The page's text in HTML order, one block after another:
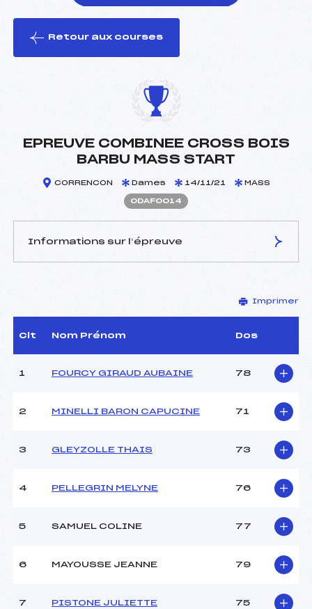
le ski
Retour aux courses
EPREUVE COMBINEE CROSS BOIS
BARBU MASS START
CORRENCON Dames 14/11/21 MASS
ODAF0014
Informations sur l’épreuve
GAILLARD LILIAN (DA)
D.T Adjoint :
–
Dir. Epreuve :
GAULIER SYLVAIN (DA)
CARACTÉRISTIQUES DE LA PISTE
BOIS BARBU –
CORRENCON
Point Haut :
U17
Imprimer
Clt Nom Prénom Dos
1 FOURCY GIRAUD AUBAINE 78
2 MINELLI BARON CAPUCINE 71
3 GLEYZOLLE THAIS 73
4 PELLEGRIN MELYNE 76
5 SAMUEL COLINE 77
6 MAYOUSSE JEANNE 79
7 PISTONE JULIETTE 75